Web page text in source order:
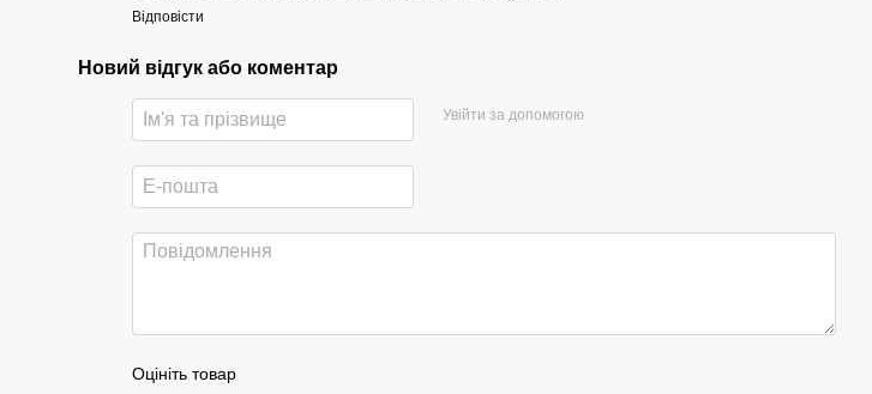
Відповісти
Новий відгук або коментар
Увійти за допомогою
Оцініть товар